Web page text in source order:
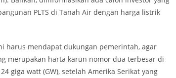
PLTS di Tanah Air dengan harga listrik
harus mendapat dukungan pemerintah, agar
merupakan harta karun nomor dua terbesar di
giga watt (GW), setelah Amerika Serikat yang